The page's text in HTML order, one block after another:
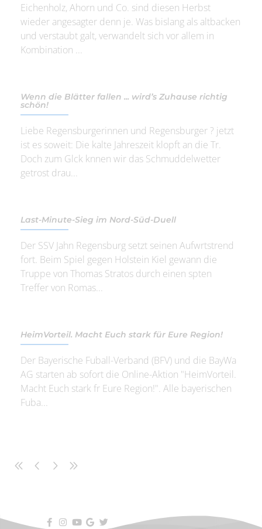
Eichenholz, Ahorn und Co. sind diesen Herbst
wieder angesagter denn je. Was bislang als altbacken
und verstaubt galt, verwandelt sich vor allem in
Kombination ...
Wenn die Blätter fallen ... wird’s Zuhause richtig
schön!
Liebe Regensburgerinnen und Regensburger ? jetzt
ist es soweit: Die kalte Jahreszeit klopft an die Tr.
Doch zum Glck knnen wir das Schmuddelwetter
getrost drau...
Last-Minute-Sieg im Nord-Süd-Duell
Der SSV Jahn Regensburg setzt seinen Aufwrtstrend
fort. Beim Spiel gegen Holstein Kiel gewann die
Truppe von Thomas Stratos durch einen spten
Treffer von Romas...
HeimVorteil. Macht Euch stark für Eure Region!
Der Bayerische Fuball-Verband (BFV) und die BayWa
AG starten ab sofort die Online-Aktion "HeimVorteil.
Macht Euch stark fr Eure Region!". Alle bayerischen
Fuba...